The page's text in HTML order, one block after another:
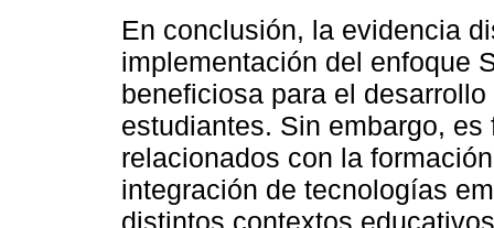
En conclusión, la evidencia
implementación del enfoque
beneficiosa para el
estudiantes. Sin embargo,
relacionados con la
integración de tecnologías
distintos contextos